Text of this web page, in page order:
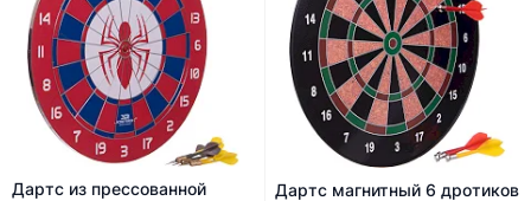
Дартс из прессованной
Дартс магнитный 6 дротиков